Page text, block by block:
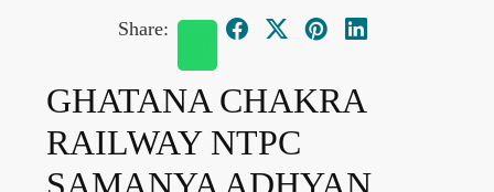
Share:
GHATANA CHAKRA
RAILWAY NTPC